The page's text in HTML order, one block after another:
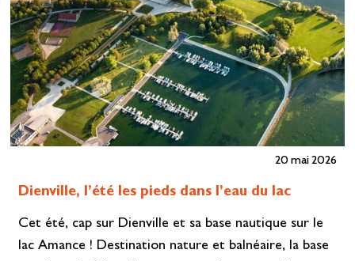
20 mai 2026
Dienville, l’été les pieds dans l’eau du lac
Cet été, cap sur Dienville et sa base nautique sur le
lac Amance ! Destination nature et balnéaire, la base